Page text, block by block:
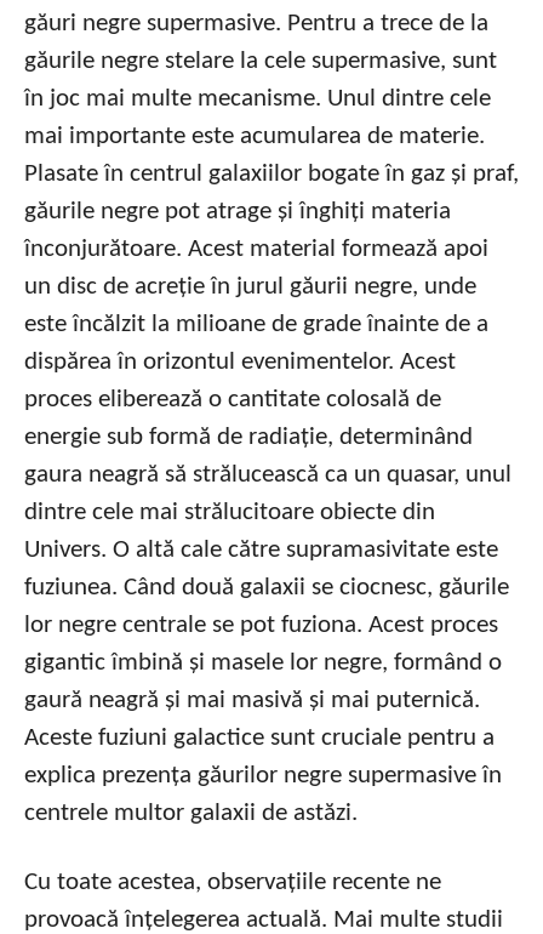
găuri negre supermasive. Pentru a trece de la
găurile negre stelare la cele supermasive, sunt
în joc mai multe mecanisme. Unul dintre cele
mai importante este acumularea de materie.
Plasate în centrul galaxiilor bogate în gaz și praf,
găurile negre pot atrage și înghiți materia
înconjurătoare. Acest material formează apoi
un disc de acreție în jurul găurii negre, unde
este încălzit la milioane de grade înainte de a
dispărea în orizontul evenimentelor. Acest
proces eliberează o cantitate colosală de
energie sub formă de radiație, determinând
gaura neagră să strălucească ca un quasar, unul
dintre cele mai strălucitoare obiecte din
Univers. O altă cale către supramasivitate este
fuziunea. Când două galaxii se ciocnesc, găurile
lor negre centrale se pot fuziona. Acest proces
gigantic îmbină și masele lor negre, formând o
gaură neagră și mai masivă și mai puternică.
Aceste fuziuni galactice sunt cruciale pentru a
explica prezența găurilor negre supermasive în
centrele multor galaxii de astăzi.
Cu toate acestea, observațiile recente ne
provoacă înțelegerea actuală. Mai multe studii